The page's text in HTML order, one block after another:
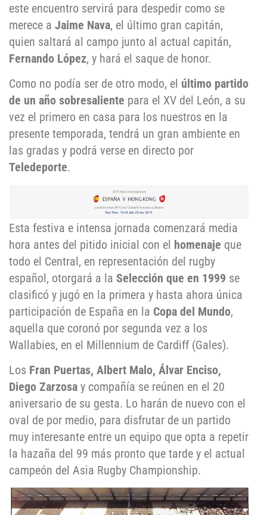
este encuentro servirá para despedir como se
merece a Jaime Nava, el último gran capitán,
quien saltará al campo junto al actual capitán,
Fernando López, y hará el saque de honor.
Como no podía ser de otro modo, el último partido
de un año sobresaliente para el XV del León, a su
vez el primero en casa para los nuestros en la
presente temporada, tendrá un gran ambiente en
las gradas y podrá verse en directo por
Teledeporte.
Esta festiva e intensa jornada comenzará media
hora antes del pitido inicial con el homenaje que
todo el Central, en representación del rugby
español, otorgará a la Selección que en 1999 se
clasificó y jugó en la primera y hasta ahora única
participación de España en la Copa del Mundo,
aquella que coronó por segunda vez a los
Wallabies, en el Millennium de Cardiff (Gales).
Los Fran Puertas, Albert Malo, Álvar Enciso,
Diego Zarzosa y compañía se reúnen en el 20
aniversario de su gesta. Lo harán de nuevo con el
oval de por medio, para disfrutar de un partido
muy interesante entre un equipo que opta a repetir
la hazaña del 99 más pronto que tarde y el actual
campeón del Asia Rugby Championship.